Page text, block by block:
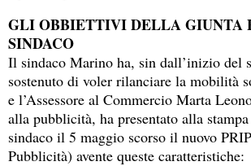
GLI OBBIETTIVI DELLA GIUNTA
SINDACO
Il sindaco Marino ha, sin dall’inizio del
sostenuto di voler rilanciare la mobilità
e l’Assessore al Commercio Marta
alla pubblicità, ha presentato alla
sindaco il 5 maggio scorso il nuovo
Pubblicità) avente queste caratteristiche: